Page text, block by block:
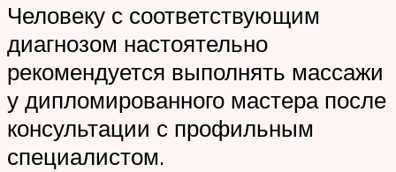
Человеку с соответствующим
диагнозом настоятельно
рекомендуется выполнять массажи
у дипломированного мастера после
консультации с профильным
специалистом.